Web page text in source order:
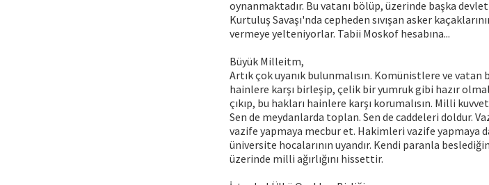
oynanmaktadır. Bu vatanı bölüp, üzerinde başka
Kurtuluş Savaşı'nda cepheden sıvışan asker
vermeye yelteniyorlar. Tabii Moskof hesabına...
Büyük Milleitm,
Artık çok uyanık bulunmalısın. Komünistlere ve
hainlere karşı birleşip, çelik bir yumruk gibi hazır
çıkıp, bu hakları hainlere karşı korumalısın. Milli
Sen de meydanlarda toplan. Sen de caddeleri doldur.
vazife yapmaya mecbur et. Hakimleri vazife yapmaya
üniversite hocalarının uyandır. Kendi paranla
üzerinde milli ağırlığını hissettir.